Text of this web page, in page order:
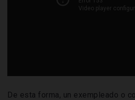
De esta forma, un exempleado o